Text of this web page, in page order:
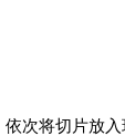
依次将切片放